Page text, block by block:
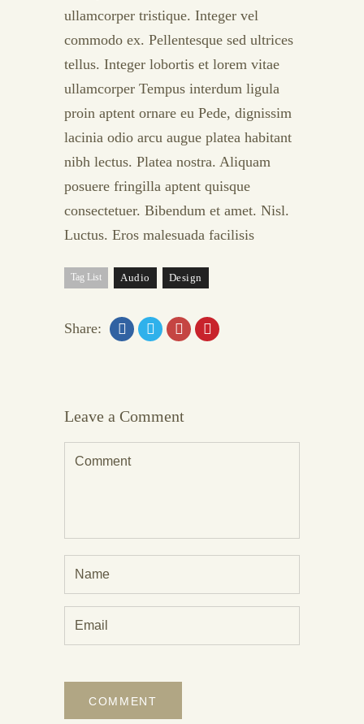
ullamcorper tristique. Integer vel
commodo ex. Pellentesque sed ultrices
tellus. Integer lobortis et lorem vitae
ullamcorper Tempus interdum ligula
proin aptent ornare eu Pede, dignissim
lacinia odio arcu augue platea habitant
nibh lectus. Platea nostra. Aliquam
posuere fringilla aptent quisque
consectetuer. Bibendum et amet. Nisl.
Luctus. Eros malesuada facilisis
Tag List Audio Design
Share:
Leave a Comment